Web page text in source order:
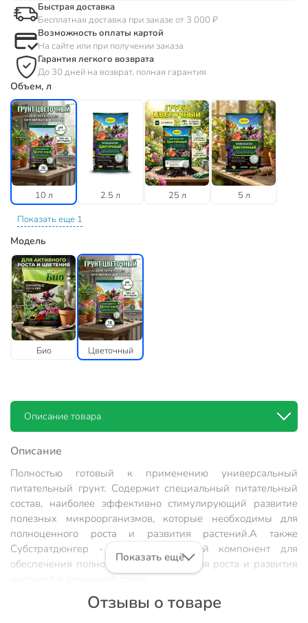
Быстрая доставка
Бесплатная доставка при заказе от 3 000 ₽
Возможность оплаты картой
На сайте или при получении заказа
Гарантия легкого возврата
До 30 дней на возврат, полная гарантия
Объем, л
10 л 2.5 л 25 л 5 л
Показать еще 1
Модель
Био Цветочный
Описание товара
Описание
Полностью готовый к применению универсальный
питательный грунт. Содержит специальный питательный
состав, наиболее эффективно стимулирующий развитие
полезных микроорганизмов, которые необходимы для
полноценного роста и развития растений.А также
Субстратдюнгер - профессиональный компонент для
обеспечения полноценного питания для роста и развития
Техническая информация
Показать ещё
Отзывы о товаре